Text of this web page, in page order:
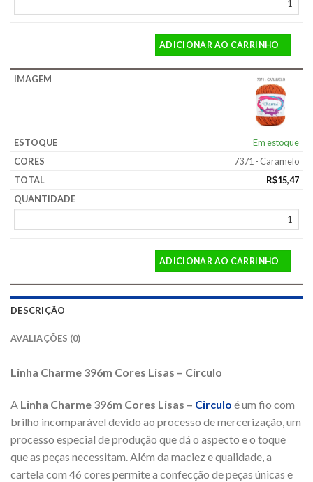
ADICIONAR AO CARRINHO
Em estoque
7371 - Caramelo
R$15,47
ADICIONAR AO CARRINHO
DESCRIÇÃO
AVALIAÇÕES (0)
Linha Charme 396m Cores Lisas – Circulo
A Linha Charme 396m Cores Lisas – Circulo é um fio com
brilho incomparável devido ao processo de mercerização, um
processo especial de produção que dá o aspecto e o toque
que as peças necessitam. Além da maciez e qualidade, a
cartela com 46 cores permite a confecção de peças únicas e